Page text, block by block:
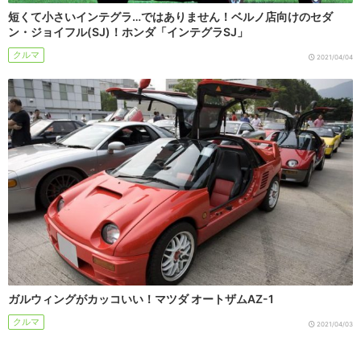
短くて小さいインテグラ…ではありません！ベルノ店向けのセダ
ン・ジョイフル(SJ)！ホンダ「インテグラSJ」
クルマ 2021/04/04
ガルウィングがカッコいい！マツダ オートザムAZ-1
クルマ 2021/04/03